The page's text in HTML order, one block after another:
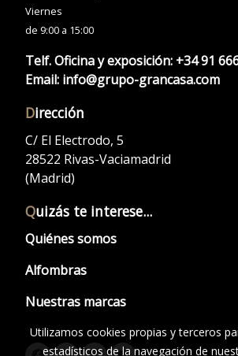
Viernes
de 9:00 a 15:00
Telf. Oficina y exposición: +34 91
Email: info@grupo-grancasa.com
Dirección
C/ El Electrodo, 5
28522 Rivas-Vaciamadrid
(Madrid)
Quizás te interese...
Quiénes somos
Alfombras
Nuestras marcas
Utilizamos cookies propias y terceros
estadísticos de la navegación de